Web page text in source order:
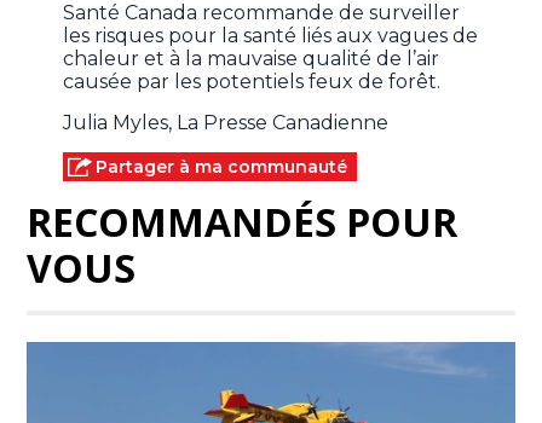
Santé Canada recommande de surveiller
les risques pour la santé liés aux vagues de
chaleur et à la mauvaise qualité de l’air
causée par les potentiels feux de forêt.
Julia Myles, La Presse Canadienne
Partager à ma communauté
RECOMMANDÉS POUR
VOUS